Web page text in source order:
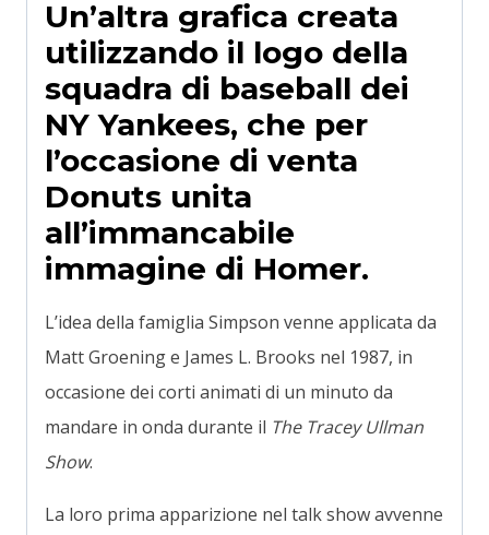
Un’altra grafica creata
utilizzando il logo della
squadra di baseball dei
NY Yankees, che per
l’occasione di venta
Donuts unita
all’immancabile
immagine di Homer.
L’idea della famiglia Simpson venne applicata da
Matt Groening e James L. Brooks nel 1987, in
occasione dei corti animati di un minuto da
mandare in onda durante il The Tracey Ullman
Show.
La loro prima apparizione nel talk show avvenne